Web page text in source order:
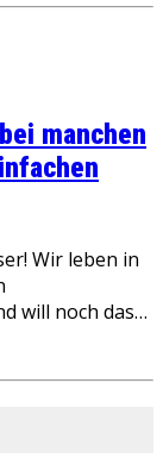
manchen
Wir leben in
will noch das…